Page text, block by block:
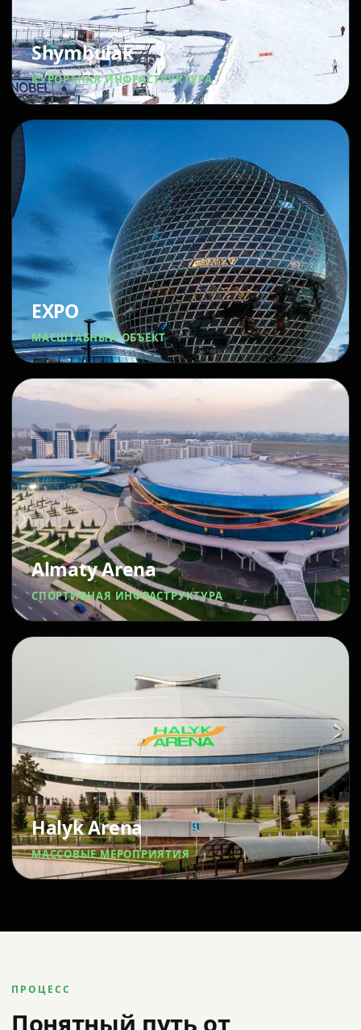
Shymbulak
КУРОРТНАЯ ИНФРАСТРУКТУРА
EXPO
МАСШТАБНЫЙ ОБЪЕКТ
Almaty Arena
СПОРТИВНАЯ ИНФРАСТРУКТУРА
Halyk Arena
МАССОВЫЕ МЕРОПРИЯТИЯ
ПРОЦЕСС
Понятный путь от